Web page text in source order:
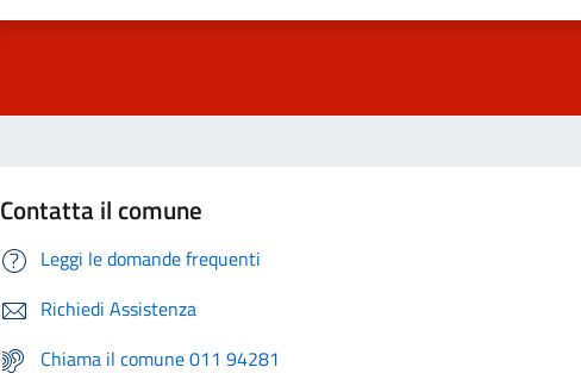
Contatta il comune
Leggi le domande frequenti
Richiedi Assistenza
Chiama il comune 011 94281